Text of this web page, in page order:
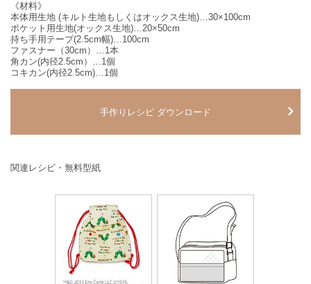
《材料》
本体用生地 (キルト生地もしくはオックス生地)…30×100cm
ポケット用生地(オックス生地)…20×50cm
持ち手用テープ(2.5cm幅)…100cm
ファスナー（30cm）…1本
角カン(内径2.5cm）…1個
コキカン(内径2.5cm)…1個
手作りレシピ ダウンロード
関連レシピ・無料型紙